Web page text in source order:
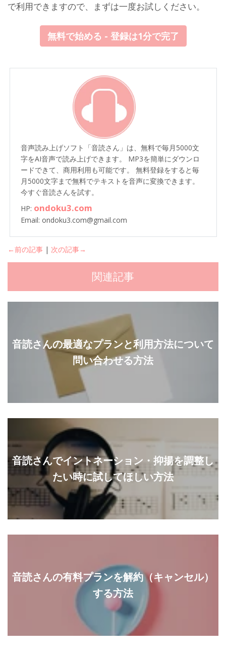
で利用できますので、まずは一度お試しください。
無料で始める - 登録は1分で完了
音声読み上げソフト「音読さん」は、無料で毎月5000文
字をAI音声で読み上げできます。 MP3を簡単にダウンロ
ードできて、商用利用も可能です。 無料登録をすると毎
月5000文字まで無料でテキストを音声に変換できます。
今すぐ音読さんを試す。
HP: ondoku3.com
Email: ondoku3.com@gmail.com
←前の記事 | 次の記事→
関連記事
音読さんの最適なプランと利用方法について
問い合わせる方法
音読さんでイントネーション・抑揚を調整し
たい時に試してほしい方法
音読さんの有料プランを解約（キャンセル）
する方法